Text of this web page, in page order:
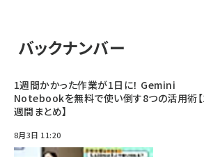
バックナンバー
1週間かかった作業が1日に！ Gemini
Notebookを無料で使い倒す8つの活用術
週間まとめ】
8月3日 11:20